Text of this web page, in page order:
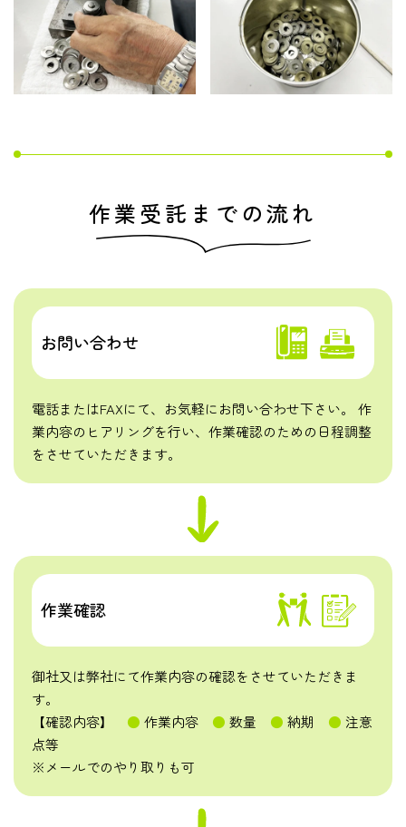
作業受託までの流れ
お問い合わせ
電話またはFAXにて、お気軽にお問い合わせ下さい。 作
業内容のヒアリングを行い、作業確認のための日程調整
をさせていただきます。
作業確認
御社又は弊社にて作業内容の確認をさせていただきま
す。
【確認内容】 ● 作業内容 ● 数量 ● 納期 ● 注意
点等
※メールでのやり取りも可